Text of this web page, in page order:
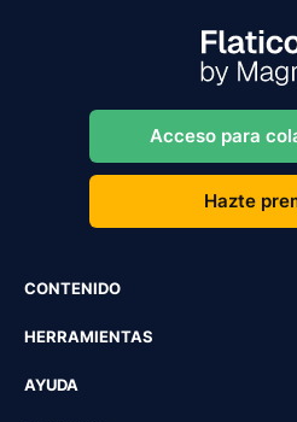
Acceso para
Hazte
CONTENIDO
HERRAMIENTAS
AYUDA